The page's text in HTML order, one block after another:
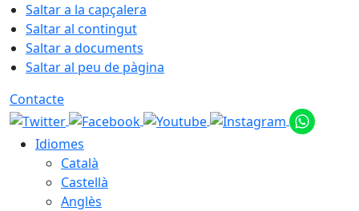
Saltar a la capçalera
Saltar al contingut
Saltar a documents
Saltar al peu de pàgina
Contacte
Idiomes
Català
Castellà
Anglès